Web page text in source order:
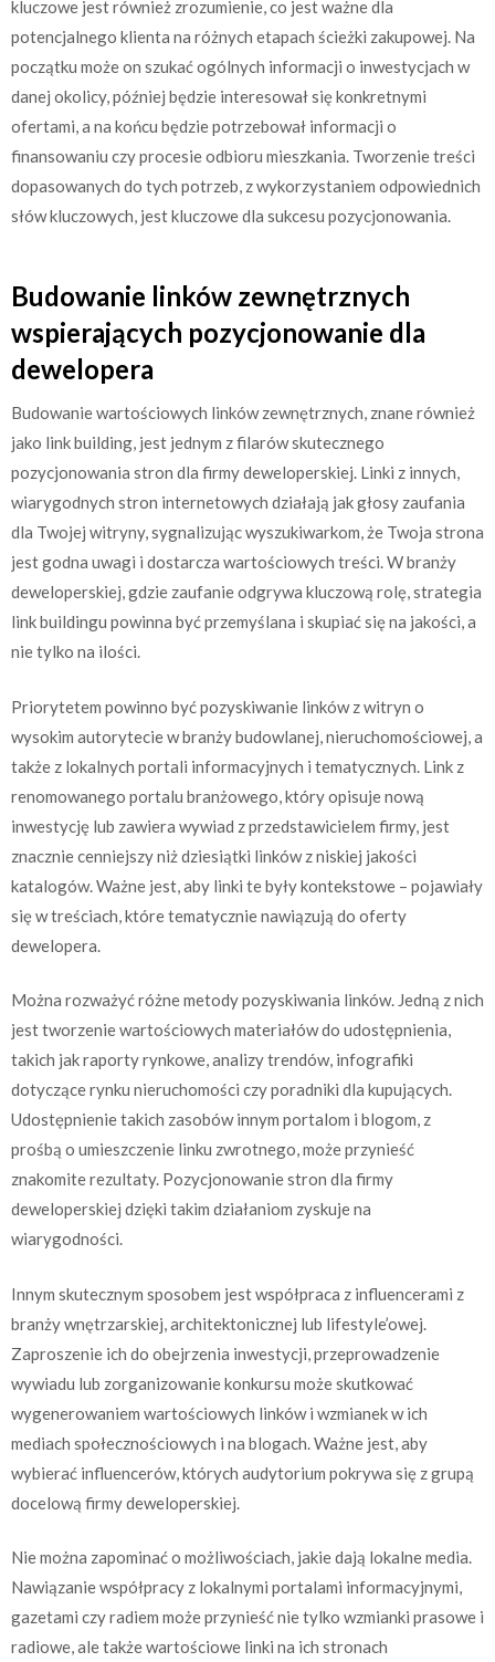
kluczowe jest również zrozumienie, co jest ważne dla
potencjalnego klienta na różnych etapach ścieżki zakupowej. Na
początku może on szukać ogólnych informacji o inwestycjach w
danej okolicy, później będzie interesował się konkretnymi
ofertami, a na końcu będzie potrzebował informacji o
finansowaniu czy procesie odbioru mieszkania. Tworzenie treści
dopasowanych do tych potrzeb, z wykorzystaniem odpowiednich
słów kluczowych, jest kluczowe dla sukcesu pozycjonowania.
Budowanie linków zewnętrznych
wspierających pozycjonowanie dla
dewelopera
Budowanie wartościowych linków zewnętrznych, znane również
jako link building, jest jednym z filarów skutecznego
pozycjonowania stron dla firmy deweloperskiej. Linki z innych,
wiarygodnych stron internetowych działają jak głosy zaufania
dla Twojej witryny, sygnalizując wyszukiwarkom, że Twoja strona
jest godna uwagi i dostarcza wartościowych treści. W branży
deweloperskiej, gdzie zaufanie odgrywa kluczową rolę, strategia
link buildingu powinna być przemyślana i skupiać się na jakości, a
nie tylko na ilości.
Priorytetem powinno być pozyskiwanie linków z witryn o
wysokim autorytecie w branży budowlanej, nieruchomościowej, a
także z lokalnych portali informacyjnych i tematycznych. Link z
renomowanego portalu branżowego, który opisuje nową
inwestycję lub zawiera wywiad z przedstawicielem firmy, jest
znacznie cenniejszy niż dziesiątki linków z niskiej jakości
katalogów. Ważne jest, aby linki te były kontekstowe – pojawiały
się w treściach, które tematycznie nawiązują do oferty
dewelopera.
Można rozważyć różne metody pozyskiwania linków. Jedną z nich
jest tworzenie wartościowych materiałów do udostępnienia,
takich jak raporty rynkowe, analizy trendów, infografiki
dotyczące rynku nieruchomości czy poradniki dla kupujących.
Udostępnienie takich zasobów innym portalom i blogom, z
prośbą o umieszczenie linku zwrotnego, może przynieść
znakomite rezultaty. Pozycjonowanie stron dla firmy
deweloperskiej dzięki takim działaniom zyskuje na
wiarygodności.
Innym skutecznym sposobem jest współpraca z influencerami z
branży wnętrzarskiej, architektonicznej lub lifestyle’owej.
Zaproszenie ich do obejrzenia inwestycji, przeprowadzenie
wywiadu lub zorganizowanie konkursu może skutkować
wygenerowaniem wartościowych linków i wzmianek w ich
mediach społecznościowych i na blogach. Ważne jest, aby
wybierać influencerów, których audytorium pokrywa się z grupą
docelową firmy deweloperskiej.
Nie można zapominać o możliwościach, jakie dają lokalne media.
Nawiązanie współpracy z lokalnymi portalami informacyjnymi,
gazetami czy radiem może przynieść nie tylko wzmianki prasowe i
radiowe, ale także wartościowe linki na ich stronach